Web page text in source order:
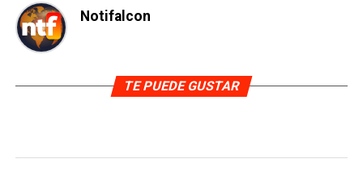
Notifalcon
TE PUEDE GUSTAR